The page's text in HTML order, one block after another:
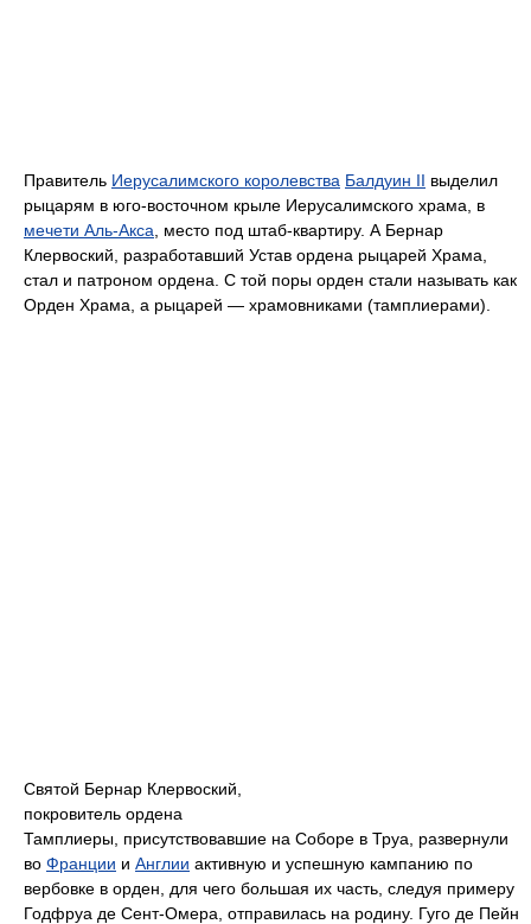
Правитель Иерусалимского королевства Балдуин II выделил
рыцарям в юго-восточном крыле Иерусалимского храма, в
мечети Аль-Акса , место под штаб-квартиру. А Бернар
Клервоский, разработавший Устав ордена рыцарей Храма,
стал и патроном ордена. С той поры орден стали называть как
Орден Храма, а рыцарей — храмовниками (тамплиерами).
Святой Бернар Клервоский,
покровитель ордена
Тамплиеры, присутствовавшие на Соборе в Труа, развернули
во Франции и Англии активную и успешную кампанию по
вербовке в орден, для чего большая их часть, следуя примеру
Годфруа де Сент-Омера, отправилась на родину. Гуго де Пейн